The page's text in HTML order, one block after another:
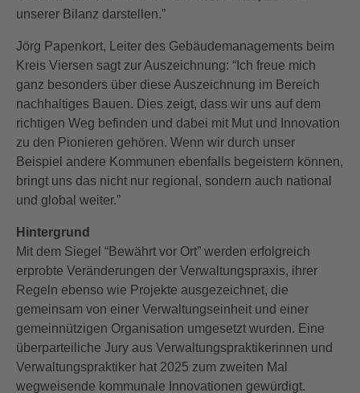
unserer Bilanz darstellen.”
Jörg Papenkort, Leiter des Gebäudemanagements beim
Kreis Viersen sagt zur Auszeichnung: “Ich freue mich
ganz besonders über diese Auszeichnung im Bereich
nachhaltiges Bauen. Dies zeigt, dass wir uns auf dem
richtigen Weg befinden und dabei mit Mut und Innovation
zu den Pionieren gehören. Wenn wir durch unser
Beispiel andere Kommunen ebenfalls begeistern können,
bringt uns das nicht nur regional, sondern auch national
und global weiter.”
Hintergrund
Mit dem Siegel “Bewährt vor Ort” werden erfolgreich
erprobte Veränderungen der Verwaltungspraxis, ihrer
Regeln ebenso wie Projekte ausgezeichnet, die
gemeinsam von einer Verwaltungseinheit und einer
gemeinnützigen Organisation umgesetzt wurden. Eine
überparteiliche Jury aus Verwaltungspraktikerinnen und
Verwaltungspraktiker hat 2025 zum zweiten Mal
wegweisende kommunale Innovationen gewürdigt.